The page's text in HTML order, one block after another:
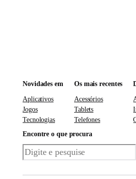
Novidades em
Aplicativos
Jogos
Tecnologias
Os mais recentes
Acessórios
Tablets
Telefones
Encontre o que procura
Pesquisar